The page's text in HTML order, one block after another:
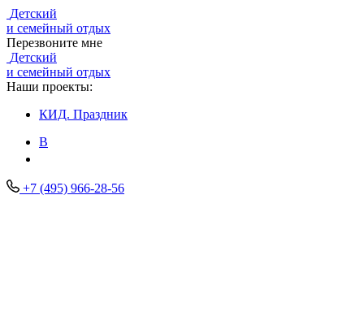
Детский
и семейный отдых
Перезвоните мне
Детский
и семейный отдых
Наши проекты:
КИД. Праздник
В
+7 (495) 966-28-56